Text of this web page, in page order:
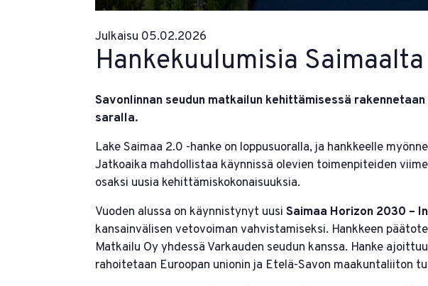
Julkaisu 05.02.2026
Hankekuulumisia Saimaalta
Savonlinnan seudun matkailun kehittämisessä
saralla.
Lake Saimaa 2.0 -hanke on loppusuoralla, ja hankkeelle
Jatkoaika mahdollistaa käynnissä olevien toimenpiteiden
osaksi uusia kehittämiskokonaisuuksia.
Vuoden alussa on käynnistynyt uusi Saimaa Horizon 2030 –
kansainvälisen vetovoiman vahvistamiseksi. Hankkeen
Matkailu Oy yhdessä Varkauden seudun kanssa. Hanke
rahoitetaan Euroopan unionin ja Etelä-Savon maakuntaliiton